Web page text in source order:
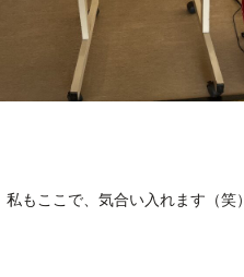
もここで、気合い入れます（笑）